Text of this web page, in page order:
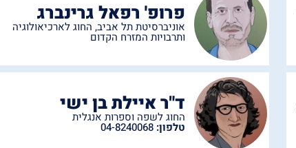
פרופ' רפאל גרינברג
אוניברסיטת תל אביב, החוג לארכיאולוגיה
ותרבויות המזרח הקדום
ד"ר איילת בן ישי
החוג לשפה וספרות אנגלית
טלפון: